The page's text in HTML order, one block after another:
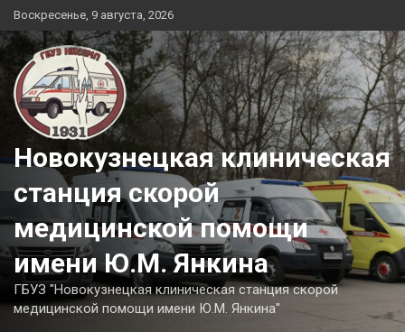
Перейти
к
содержимому
Воскресенье, 9 августа, 2026
Новокузнецкая клиническая
станция скорой
медицинской помощи
имени Ю.М. Янкина
ГБУЗ "Новокузнецкая клиническая станция скорой
медицинской помощи имени Ю.М. Янкина"